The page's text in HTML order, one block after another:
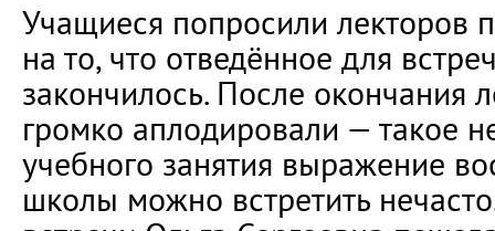
Учащиеся попросили лекторов
на то, что отведённое для
закончилось. После окончания
громко аплодировали — такое
учебного занятия выражение
школы можно встретить